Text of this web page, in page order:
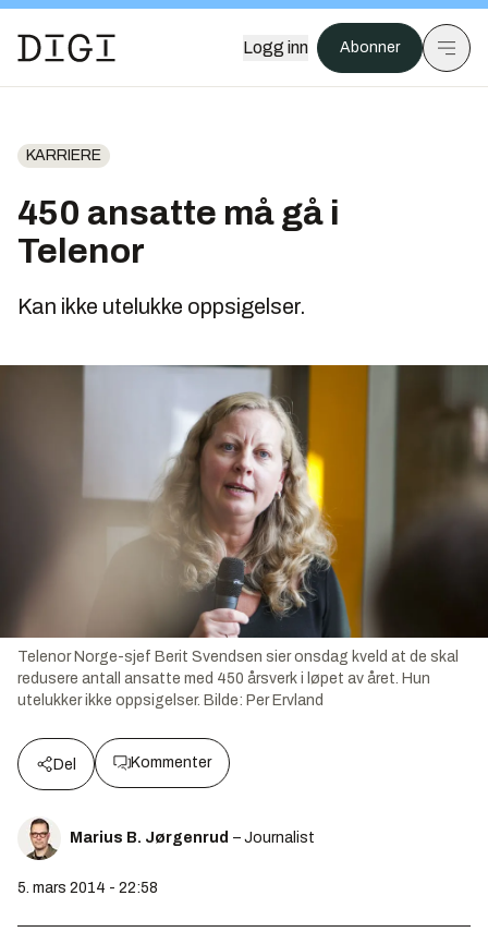
Logg inn Abonner
KARRIERE
450 ansatte må gå i
Telenor
Kan ikke utelukke oppsigelser.
Telenor Norge-sjef Berit Svendsen sier onsdag kveld at de skal
redusere antall ansatte med 450 årsverk i løpet av året. Hun
utelukker ikke oppsigelser. Bilde: Per Ervland
Del Kommenter
Marius B. Jørgenrud – Journalist
5. mars 2014 - 22:58